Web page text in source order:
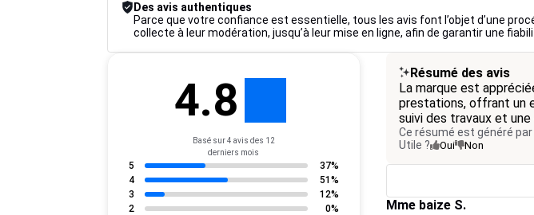
Des avis authentiques
Parce que votre confiance est essentielle, tous les avis font l’objet d’une
collecte à leur modération, jusqu’à leur mise en ligne, afin de garantir une
4.8
Basé sur 4 avis des 12
derniers mois
5
37%
4
51%
3
12%
2
0%
Résumé des avis
La marque est
prestations, offrant un
suivi des travaux et
Ce résumé est généré par
Utile ?
Oui Non
Mme baize S.